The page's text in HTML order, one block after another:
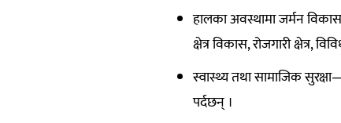
हालका अवस्थामा जर्मन
क्षेत्र विकास, रोजगारी क्षेत्र,
स्वास्थ्य तथा सामाजिक
पर्दछन् ।